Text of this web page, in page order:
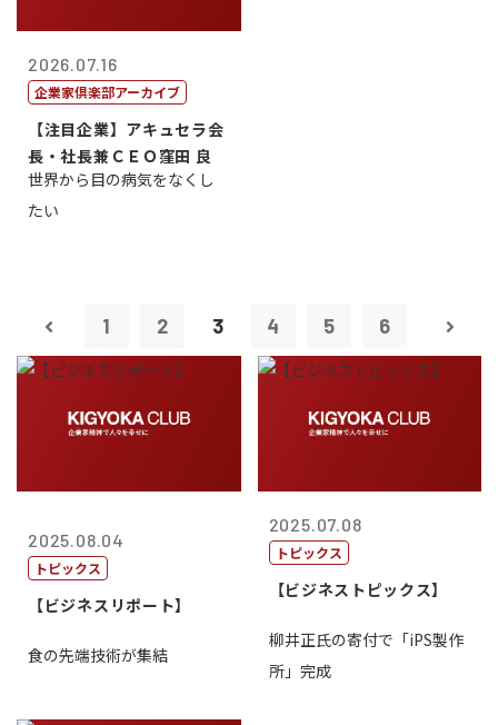
2026.07.16
企業家倶楽部アーカイブ
【注目企業】アキュセラ会
長・社長兼ＣＥＯ窪田 良
世界から目の病気をなくし
たい
1 2 3 4 5 6
2025.08.04
トピックス
【ビジネスリポート】
食の先端技術が集結
2025.07.08
トピックス
【ビジネストピックス】
柳井正氏の寄付で「iPS製作
所」完成